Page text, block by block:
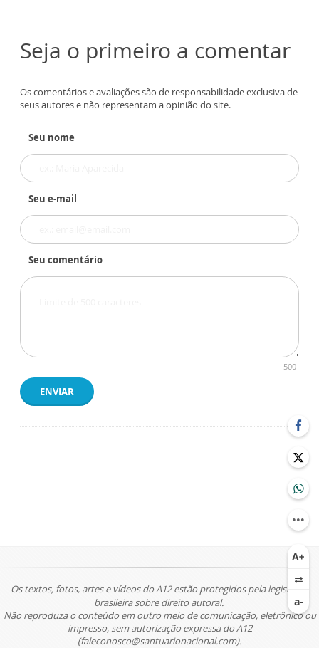
Seja o primeiro a comentar
Os comentários e avaliações são de responsabilidade exclusiva de
seus autores e não representam a opinião do site.
Seu nome
Seu e-mail
Seu comentário
500
ENVIAR
Os textos, fotos, artes e vídeos do A12 estão protegidos pela legislação
brasileira sobre direito autoral.
Não reproduza o conteúdo em outro meio de comunicação, eletrônico ou
impresso, sem autorização expressa do A12
(faleconosco@santuarionacional.com).